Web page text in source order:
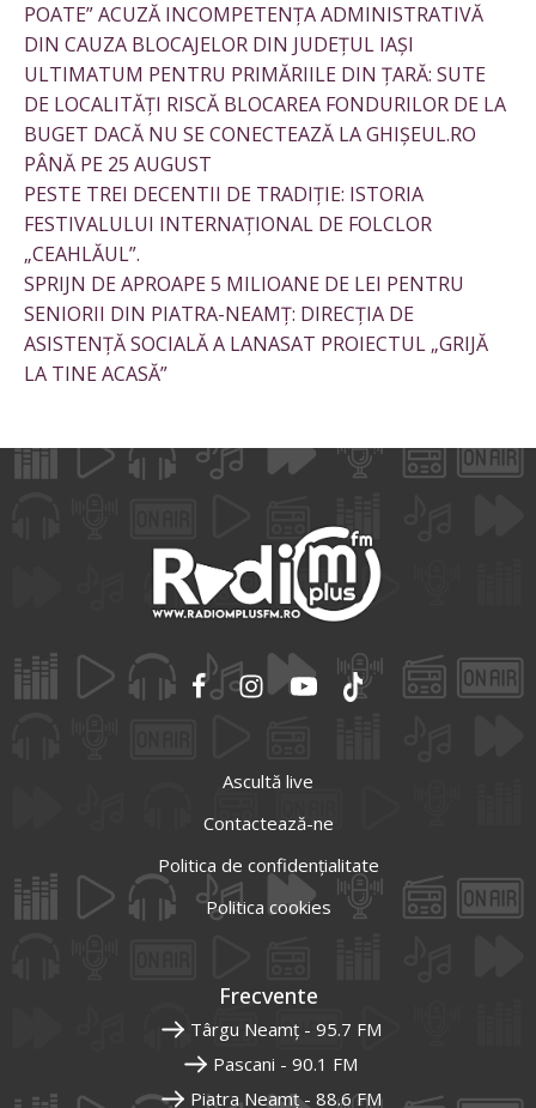
POATE” ACUZĂ INCOMPETENȚA ADMINISTRATIVĂ
DIN CAUZA BLOCAJELOR DIN JUDEȚUL IAȘI
ULTIMATUM PENTRU PRIMĂRIILE DIN ȚARĂ: SUTE
DE LOCALITĂȚI RISCĂ BLOCAREA FONDURILOR DE LA
BUGET DACĂ NU SE CONECTEAZĂ LA GHIȘEUL.RO
PÂNĂ PE 25 AUGUST
PESTE TREI DECENTII DE TRADIȚIE: ISTORIA
FESTIVALULUI INTERNAȚIONAL DE FOLCLOR
„CEAHLĂUL”.
SPRIJN DE APROAPE 5 MILIOANE DE LEI PENTRU
SENIORII DIN PIATRA-NEAMȚ: DIRECȚIA DE
ASISTENȚĂ SOCIALĂ A LANASAT PROIECTUL „GRIJĂ
LA TINE ACASĂ”
Ascultă live
Contactează-ne
Politica de confidențialitate
Politica cookies
Frecvente
Târgu Neamț - 95.7 FM
Pascani - 90.1 FM
Piatra Neamț - 88.6 FM